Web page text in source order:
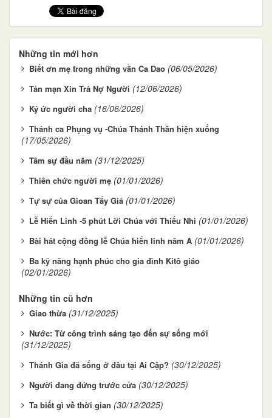
Những tin mới hơn
Biết ơn mẹ trong những vần Ca Dao (06/05/2026)
Tản mạn Xin Trả Nợ Người (12/06/2026)
Ký ức người cha (16/06/2026)
Thánh ca Phụng vụ -Chúa Thánh Thần hiện xuống
(17/05/2026)
Tâm sự đầu năm (31/12/2025)
Thiên chức người mẹ (01/01/2026)
Tự sự của Gioan Tẩy Giả (01/01/2026)
Lễ Hiển Linh -5 phút Lời Chúa với Thiếu Nhi (01/01/2026)
Bài hát cộng đồng lễ Chúa hiển linh năm A (01/01/2026)
Ba kỹ năng hạnh phúc cho gia đình Kitô giáo
(02/01/2026)
Những tin cũ hơn
Giao thừa (31/12/2025)
Nước: Từ công trình sáng tạo đến sự sống mới
(31/12/2025)
Thánh Gia đã sống ở đâu tại Ai Cập? (30/12/2025)
Người đang đứng trước cửa (30/12/2025)
Ta biết gì về thời gian (30/12/2025)